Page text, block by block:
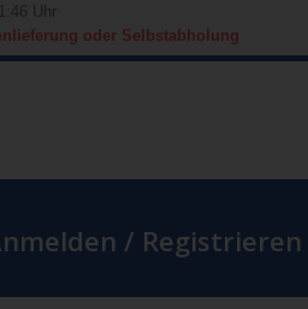
Uhr
oder Selbstabholung
/ Registrieren